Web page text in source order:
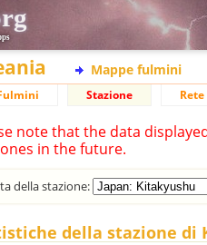
Mappe fulmini
Stazione
note that the data
in the future.
della stazione:
della stazione di